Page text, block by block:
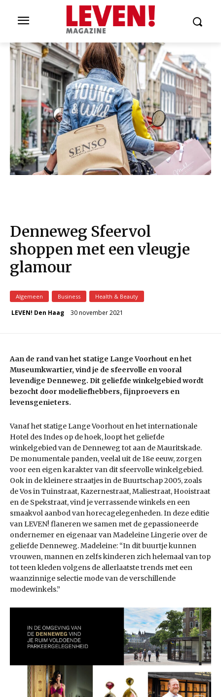
Denneweg Sfeervol
shoppen met een vleugje
glamour
Algemeen Business Health & Beauty
LEVEN! Den Haag 30 november 2021
Aan de rand van het statige Lange Voorhout en het
Museumkwartier, vind je de sfeervolle en vooral
levendige Denneweg. Dit geliefde winkelgebied wordt
bezocht door modeliefhebbers, fijnproevers en
levensgenieters.
Vanaf het statige Lange Voorhout en het internationale
Hotel des Indes op de hoek, loopt het geliefde
winkelgebied van de Denneweg tot aan de Mauritskade.
De monumentale panden, veelal uit de 18e eeuw, zorgen
voor een eigen karakter van dit sfeervolle winkelgebied.
Ook in de kleinere straatjes in de Buurtschap 2005, zoals
de Vos in Tuinstraat, Kazernestraat, Maliestraat, Hooistraat
en de Spekstraat, vind je verrassende winkels en een
smaakvol aanbod van horecagelegenheden. In deze editie
van LEVEN! flaneren we samen met de gepassioneerde
ondernemer en eigenaar van Madeleine Lingerie over de
geliefde Denneweg. Madeleine: “In dit buurtje kunnen
vrouwen, mannen en zelfs kinderen zich helemaal van top
tot teen kleden volgens de allerlaatste trends met een
waanzinnige selectie mode van de verschillende
modewinkels.”